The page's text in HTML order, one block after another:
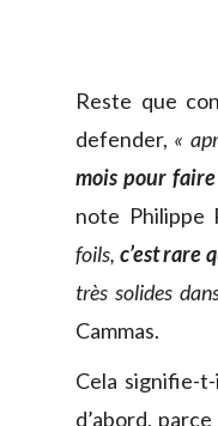
Reste que
defender, «
mois pour
note Philippe
foils, c’est rare
très solides
Cammas.
Cela signifie-
d’abord,